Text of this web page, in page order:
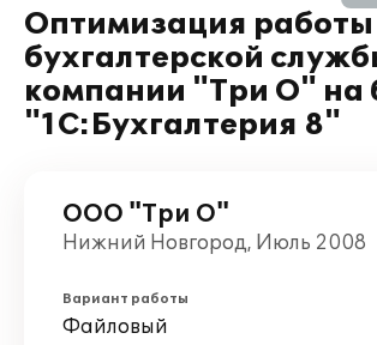
Оптимизация работы
бухгалтерской
компании "Три О" на
"1С:Бухгалтерия 8"
ООО "Три О"
Нижний Новгород, Июль 2008
Вариант работы
Файловый